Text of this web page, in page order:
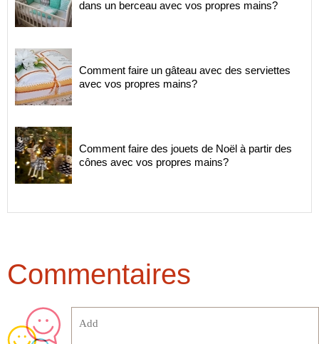
dans un berceau avec vos propres mains?
Comment faire un gâteau avec des serviettes
avec vos propres mains?
Comment faire des jouets de Noël à partir des
cônes avec vos propres mains?
Commentaires